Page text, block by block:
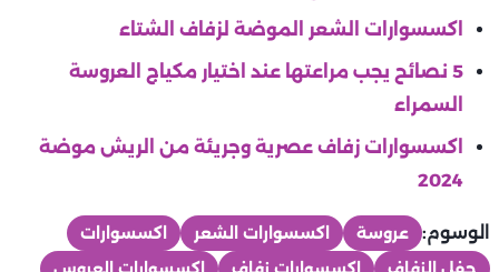
اكسسوارات الشعر الموضة لزفاف الشتاء
5 نصائح يجب مراعتها عند اختيار مكياج العروسة
السمراء
اكسسوارات زفاف عصرية وجريئة من الريش موضة
2024
الوسوم: عروسة اكسسوارات الشعر
اكسسوارات